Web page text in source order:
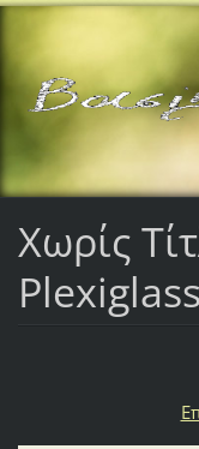
Χωρίς